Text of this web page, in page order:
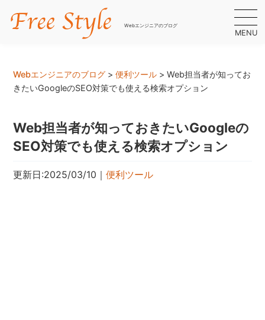
Webエンジニアのブログ
MENU
Webエンジニアのブログ >便利ツール >Web担当者が知ってお
きたいGoogleのSEO対策でも使える検索オプション
Web担当者が知っておきたいGoogleの
SEO対策でも使える検索オプション
更新日:2025/03/10 ｜便利ツール